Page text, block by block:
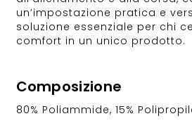
un’impostazione pratica e
soluzione essenziale per chi
comfort in un unico prodotto.
Composizione
80% Poliammide, 15%